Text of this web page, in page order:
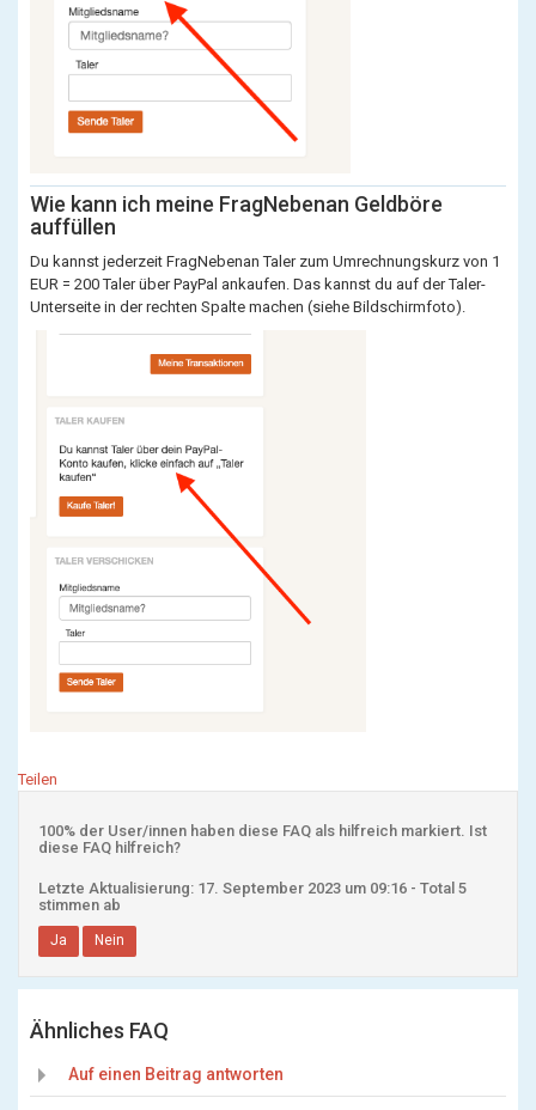
Wie kann ich meine FragNebenan Geldböre
auffüllen
Du kannst jederzeit FragNebenan Taler zum Umrechnungskurz von 1
EUR = 200 Taler über PayPal ankaufen. Das kannst du auf der Taler-
Unterseite in der rechten Spalte machen (siehe Bildschirmfoto).
Teilen
100% der User/innen haben diese FAQ als hilfreich markiert. Ist
diese FAQ hilfreich?
Letzte Aktualisierung: 17. September 2023 um 09:16 - Total 5
stimmen ab
Ja Nein
Ähnliches FAQ
Auf einen Beitrag antworten